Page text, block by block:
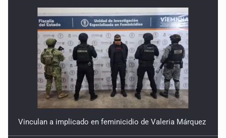
Vinculan a implicado en feminicidio de Valeria Márquez